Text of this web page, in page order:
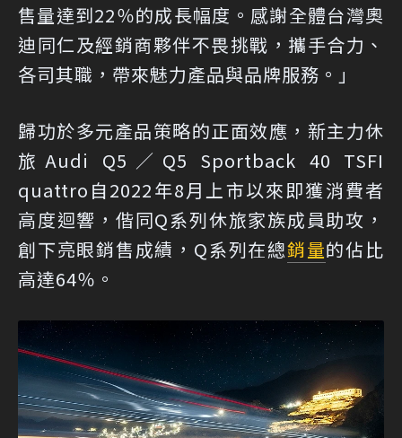
售量達到22％的成長幅度。感謝全體台灣奧
迪同仁及經銷商夥伴不畏挑戰，攜手合力、
各司其職，帶來魅力產品與品牌服務。」
歸功於多元產品策略的正面效應，新主力休
旅Audi Q5／Q5 Sportback 40 TSFI
quattro自2022年8月上市以來即獲消費者
高度迴響，偕同Q系列休旅家族成員助攻，
創下亮眼銷售成績，Q系列在總銷量的佔比
高達64％。